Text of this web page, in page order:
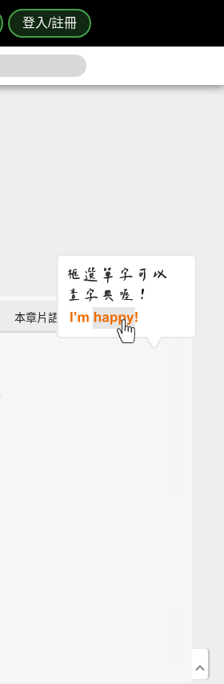
登入/註冊
本章片語 (0)